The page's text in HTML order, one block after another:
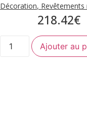
Décoration, Revêtements
218.42€
Ajouter au